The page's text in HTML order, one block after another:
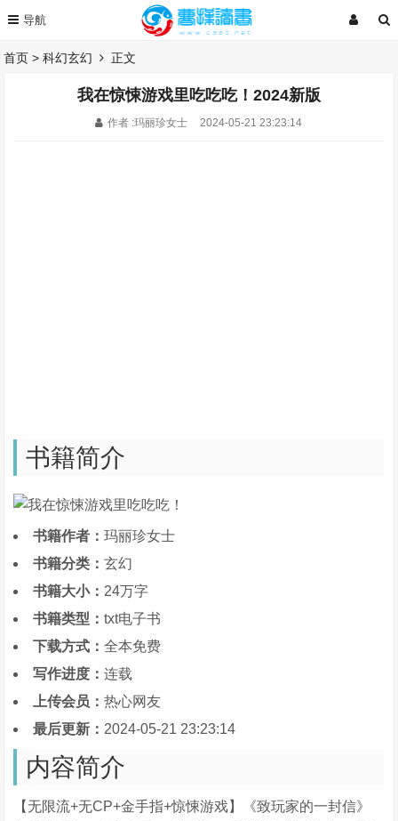
首页 >科幻玄幻 正文
我在惊悚游戏里吃吃吃！2024新版
作者 :玛丽珍女士 2024-05-21 23:23:14
书籍简介
书籍作者：玛丽珍女士
书籍分类：玄幻
书籍大小： 24万字
书籍类型：txt电子书
下载方式：全本免费
写作进度：连载
上传会员：热心网友
最后更新： 2024-05-21 23:23:14
内容简介
【无限流+无CP+金手指+惊悚游戏】《致玩家的一封信》